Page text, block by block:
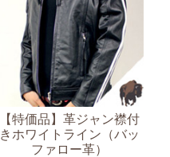
【特価品】革ジャン襟付
きホワイトライン（バッ
ファロー革）